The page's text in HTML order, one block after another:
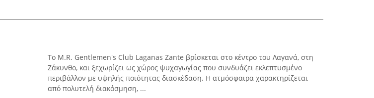
Το M.R. Gentlemen's Club Laganas Zante βρίσκεται στο κέντρο του Λαγανά, στη
Ζάκυνθο, και ξεχωρίζει ως χώρος ψυχαγωγίας που συνδυάζει εκλεπτυσμένο
περιβάλλον με υψηλής ποιότητας διασκέδαση. Η ατμόσφαιρα χαρακτηρίζεται
από πολυτελή διακόσμηση, ...